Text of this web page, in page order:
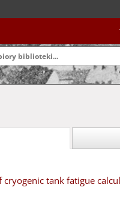
cryogenic tank fatigue